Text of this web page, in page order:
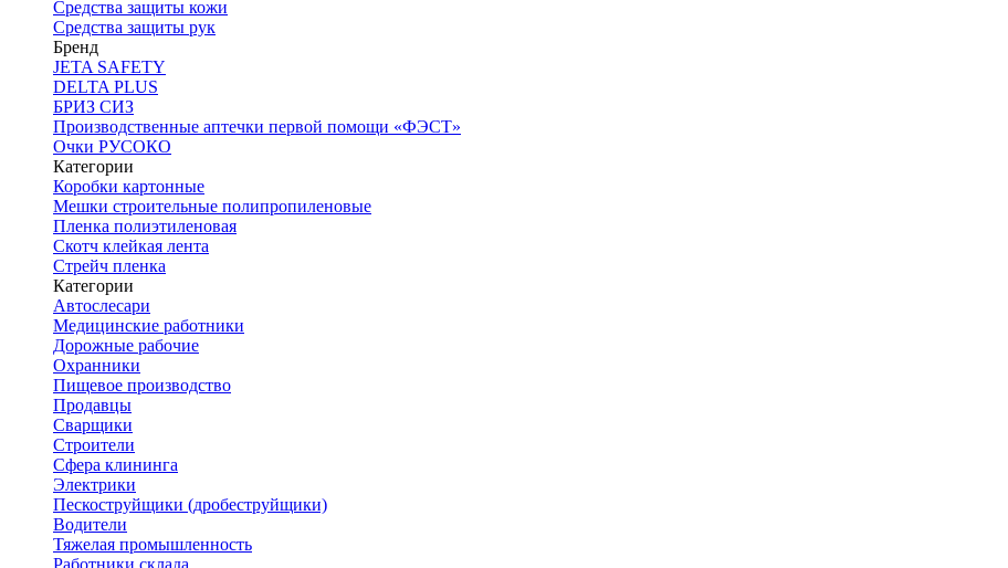
Средства защиты кожи
Средства защиты рук
Бренд
JETA SAFETY
DELTA PLUS
БРИЗ СИЗ
Производственные аптечки первой помощи «ФЭСТ»
Очки РУСОКО
Категории
Коробки картонные
Мешки строительные полипропиленовые
Пленка полиэтиленовая
Скотч клейкая лента
Стрейч пленка
Категории
Автослесари
Медицинские работники
Дорожные рабочие
Охранники
Пищевое производство
Продавцы
Сварщики
Строители
Сфера клининга
Электрики
Пескоструйщики (дробеструйщики)
Водители
Тяжелая промышленность
Работники склада